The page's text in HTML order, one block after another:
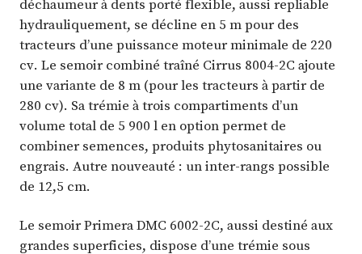
déchaumeur à dents porté flexible, aussi repliable
hydrauliquement, se décline en 5 m pour des
tracteurs d’une puissance moteur minimale de 220
cv. Le semoir combiné traîné Cirrus 8004-2C ajoute
une variante de 8 m (pour les tracteurs à partir de
280 cv). Sa trémie à trois compartiments d’un
volume total de 5 900 l en option permet de
combiner semences, produits phytosanitaires ou
engrais. Autre nouveauté : un inter-rangs possible
de 12,5 cm.
Le semoir Primera DMC 6002-2C, aussi destiné aux
grandes superficies, dispose d’une trémie sous